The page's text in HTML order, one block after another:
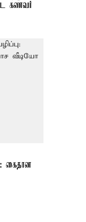
கணவர்
கைதான